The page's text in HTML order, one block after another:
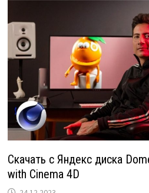
Скачать с Яндекс диска
with Cinema 4D